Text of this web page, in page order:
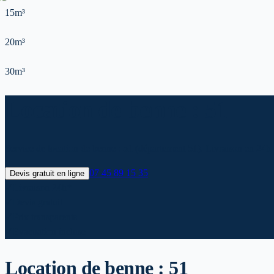
15m³
20m³
30m³
Devis gratuit en ligne 07 45 89 15 35
Location de benne : 51